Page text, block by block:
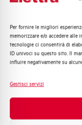
Per fornire le migliori
memorizzare e/o accedere
tecnologie ci consentirà di
ID univoci su questo sito. Il
influire negativamente su
Gestisci servizi
supporto
Contattaci
Quali argomenti
Distribuzione
Automazione
Sistema Quadri
Promozioni e
Formazione